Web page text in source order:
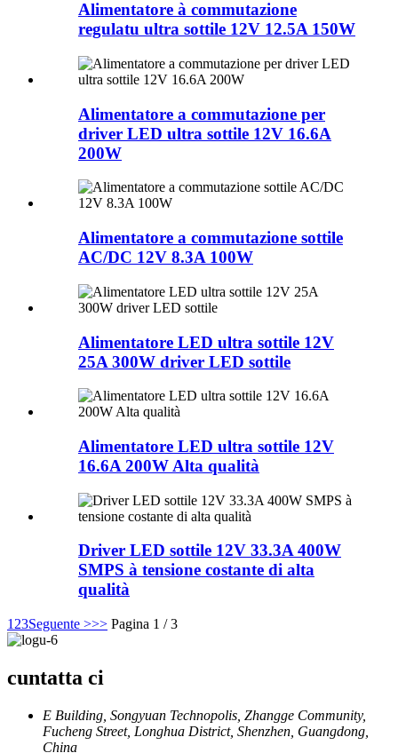
Alimentatore à commutazione
regulatu ultra sottile 12V 12.5A 150W
Alimentatore a commutazione per
driver LED ultra sottile 12V 16.6A
200W
Alimentatore a commutazione sottile
AC/DC 12V 8.3A 100W
Alimentatore LED ultra sottile 12V
25A 300W driver LED sottile
Alimentatore LED ultra sottile 12V
16.6A 200W Alta qualità
Driver LED sottile 12V 33.3A 400W
SMPS à tensione costante di alta
qualità
1 23Seguente >>> Pagina 1 / 3
cuntatta ci
E Building, Songyuan Technopolis, Zhangge Community,
Fucheng Street, Longhua District, Shenzhen, Guangdong,
China